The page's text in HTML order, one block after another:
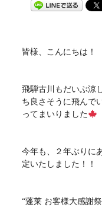
皆様、こんにちは！
飛騨古川もだいぶ涼
ち良さそうに飛んで
ってまいりました
今年も、２年ぶりに
定いたしました！！
“蓬莱 お客様大感謝